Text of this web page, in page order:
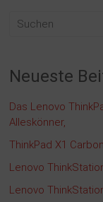
Neueste
Das Lenovo
Alleskönner,
ThinkPad X1
Lenovo
Lenovo